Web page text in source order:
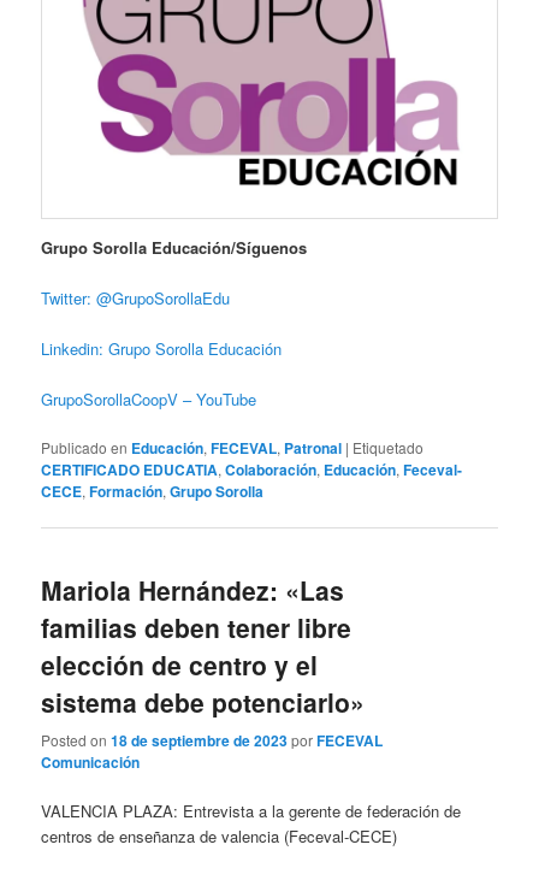
Grupo Sorolla Educación/Síguenos
Twitter: @GrupoSorollaEdu
Linkedin: Grupo Sorolla Educación
GrupoSorollaCoopV – YouTube
Publicado en Educación,FECEVAL, Patronal | Etiquetado
CERTIFICADO EDUCATIA,Colaboración, Educación,Feceval-
CECE,Formación,Grupo Sorolla
Mariola Hernández: «Las
familias deben tener libre
elección de centro y el
sistema debe potenciarlo»
Posted on18 de septiembre de 2023porFECEVAL
Comunicación
VALENCIA PLAZA: Entrevista a la gerente de federación de
centros de enseñanza de valencia (Feceval-CECE)